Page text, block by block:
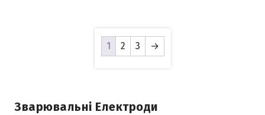
1 2 3 →
Зварювальні Електроди